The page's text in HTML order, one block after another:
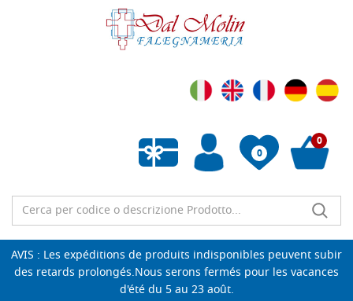
0
Liste de souhaits vide
0
AVIS : Les expéditions de produits indisponibles peuvent subir
des retards prolongés.Nous serons fermés pour les vacances
d'été du 5 au 23 août.